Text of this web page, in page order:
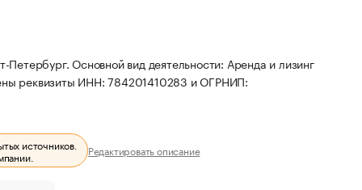
Основной вид деятельности: Аренда и лизинг
реквизиты ИНН: 784201410283 и ОГРНИП:
источников. Редактировать описание